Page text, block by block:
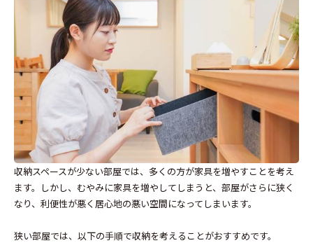
収納スペースが少ない部屋では、多くの方が家具を増やすことを考え
ます。しかし、むやみに家具を増やしてしまうと、部屋がさらに狭く
なり、利便性が悪く居心地の悪い空間になってしまいます。
狭い部屋では、以下の手順で収納を考えることがおすすめです。